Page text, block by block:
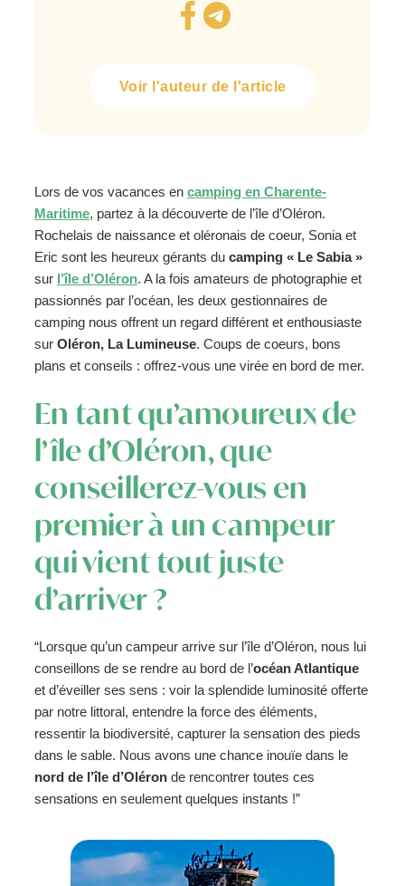
Voir l'auteur de l'article
Lors de vos vacances en camping en Charente-
Maritime, partez à la découverte de l’île d’Oléron.
Rochelais de naissance et oléronais de coeur, Sonia et
Eric sont les heureux gérants du camping « Le Sabia »
sur l’île d’Oléron. A la fois amateurs de photographie et
passionnés par l’océan, les deux gestionnaires de
camping nous offrent un regard différent et enthousiaste
sur Oléron, La Lumineuse. Coups de coeurs, bons
plans et conseils : offrez-vous une virée en bord de mer.
En tant qu’amoureux de
l’île d’Oléron, que
conseillerez-vous en
premier à un campeur
qui vient tout juste
d’arriver ?
“Lorsque qu’un campeur arrive sur l’île d’Oléron, nous lui
conseillons de se rendre au bord de l’océan Atlantique
et d’éveiller ses sens : voir la splendide luminosité offerte
par notre littoral, entendre la force des éléments,
ressentir la biodiversité, capturer la sensation des pieds
dans le sable. Nous avons une chance inouïe dans le
nord de l’île d’Oléron de rencontrer toutes ces
sensations en seulement quelques instants !”